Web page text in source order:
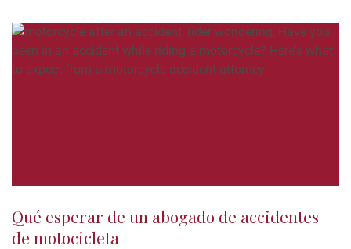
publicación...
Qué esperar de un abogado de accidentes
de motocicleta